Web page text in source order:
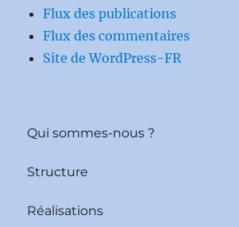
Flux des publications
Flux des commentaires
Site de WordPress-FR
Qui sommes-nous ?
Structure
Réalisations